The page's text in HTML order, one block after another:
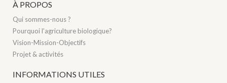
À PROPOS
Qui sommes-nous ?
Pourquoi l'agriculture biologique?
Vision-Mission-Objectifs
Projet & activités
INFORMATIONS UTILES